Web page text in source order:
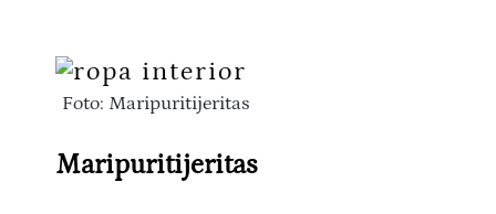
Foto: Maripuritijeritas
Maripuritijeritas